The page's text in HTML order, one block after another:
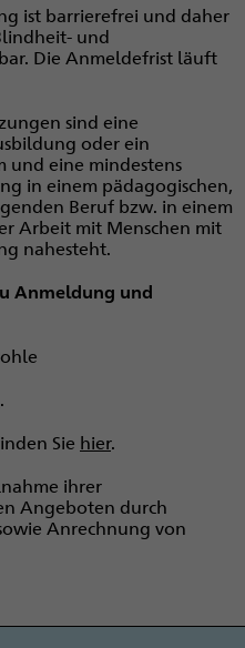
ist barrierefrei und daher
und
Die Anmeldefrist läuft
sind eine
oder ein
und eine mindestens
in einem pädagogischen,
Beruf bzw. in einem
Arbeit mit Menschen mit
nahesteht.
Anmeldung und
.
Sie hier.
ihrer
Angeboten durch
Anrechnung von